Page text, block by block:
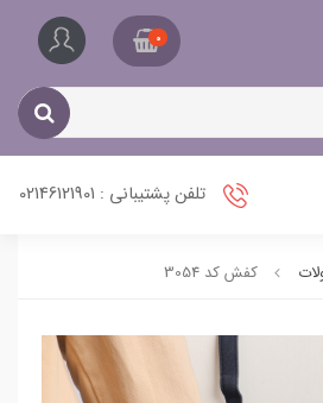
0
تلفن پشتیبانی : 02146121901
کفش کد 3054